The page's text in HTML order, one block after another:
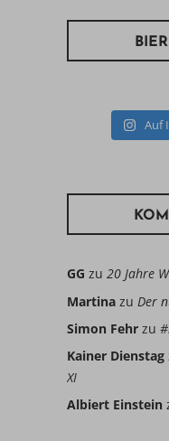
Auf
GG zu 20 Jahre
Martinazu Der
Simon Fehrzu
Kainer Dienstag
XI
Albiert Einstein